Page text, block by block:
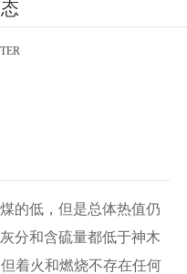
的低，但是总体热值仍
分和含硫量都低于神木
着火和燃烧不存在任何